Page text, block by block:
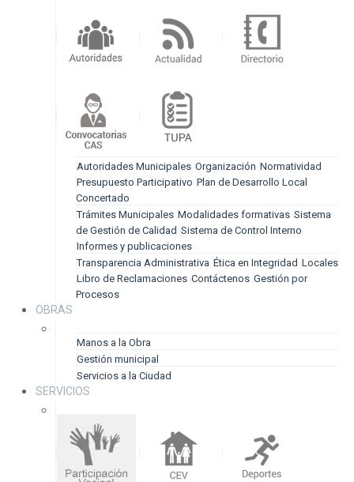
Autoridades Municipales Organización Normatividad
Presupuesto Participativo Plan de Desarrollo Local
Concertado
Trámites Municipales Modalidades formativas Sistema
de Gestión de Calidad Sistema de Control Interno
Informes y publicaciones
Transparencia Administrativa Ética en Integridad Locales
Libro de Reclamaciones Contáctenos Gestión por
Procesos
OBRAS
Manos a la Obra
Gestión municipal
Servicios a la Ciudad
SERVICIOS